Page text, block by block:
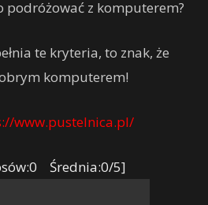
podróżować z komputerem?
te kryteria, to znak, że
komputerem!
www.pustelnica.pl/
Średnia:0/5]